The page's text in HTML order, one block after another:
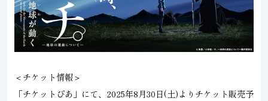
＜チケット情報＞
「チケットぴあ」にて、2025年8月30日(土)よりチケット販売予